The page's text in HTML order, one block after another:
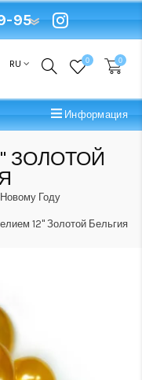
95
RU 0 0
Информация
ЗОЛОТОЙ
Году
12" Золотой Бельгия